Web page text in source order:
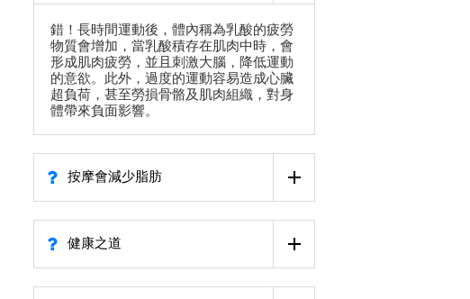
錯！長時間運動後，體內稱為乳酸的疲勞
物質會增加，當乳酸積存在肌肉中時，會
形成肌肉疲勞，並且刺激大腦，降低運動
的意欲。此外，過度的運動容易造成心臟
超負荷，甚至勞損骨骼及肌肉組織，對身
體帶來負面影響。
按摩會減少脂肪
健康之道